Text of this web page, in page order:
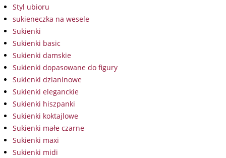
Styl ubioru
sukieneczka na wesele
Sukienki
Sukienki basic
Sukienki damskie
Sukienki dopasowane do figury
Sukienki dzianinowe
Sukienki eleganckie
Sukienki hiszpanki
Sukienki koktajlowe
Sukienki małe czarne
Sukienki maxi
Sukienki midi